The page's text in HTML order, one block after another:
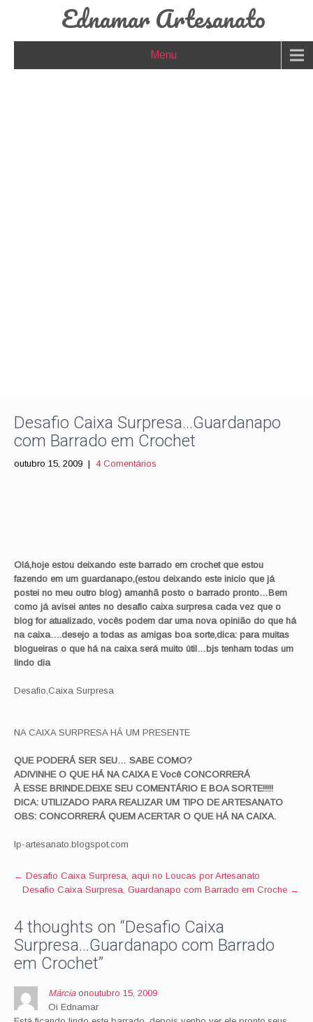
Ednamar Artesanato
Menu
Desafio Caixa Surpresa…Guardanapo
com Barrado em Crochet
outubro 15, 2009 | 4 Comentários
Olá,hoje estou deixando este barrado em crochetque estou
fazendo em um guardanapo,(estou deixando este inicio que já
postei no meu outro blog) amanhã posto o barrado pronto…Bem
como já avisei antes no desafio caixa surpresa cada vez queo
blog for atualizado, vocês podem dar uma nova opinião do que há
na caixa….desejo a todas as amigas boa sorte,dica: para muitas
blogueiras o que há na caixa será muito útil…bjs tenham todas um
lindo dia
Desafio,Caixa Surpresa
NA CAIXA SURPRESA HÁ UM PRESENTE
QUE PODERÁ SER SEU… SABE COMO?
ADIVINHE O QUE HÁ NA CAIXA E VocêCONCORRERÁ
À ESSE BRINDE.DEIXE SEU COMENTÁRIO E BOA SORTE!!!!!
DICA: UTILIZADO PARA REALIZAR UM TIPO DE ARTESANATO
OBS: CONCORRERÁ QUEM ACERTAR O QUE HÁ NA CAIXA.
lp-artesanato.blogspot.com
Post
navigation
← Desafio Caixa Surpresa, aqui no Loucas por Artesanato
Desafio Caixa Surpresa, Guardanapo com Barrado em Croche →
4 thoughts on “Desafio Caixa
Surpresa…Guardanapo com Barrado
em Crochet”
Márciaonoutubro 15, 2009
Oi Ednamar